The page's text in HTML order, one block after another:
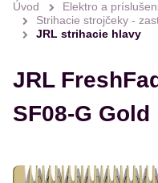
Úvod
Elektro a
Strihacie strojčeky -
JRL strihacie hlavy
JRL
SF08-G Gold